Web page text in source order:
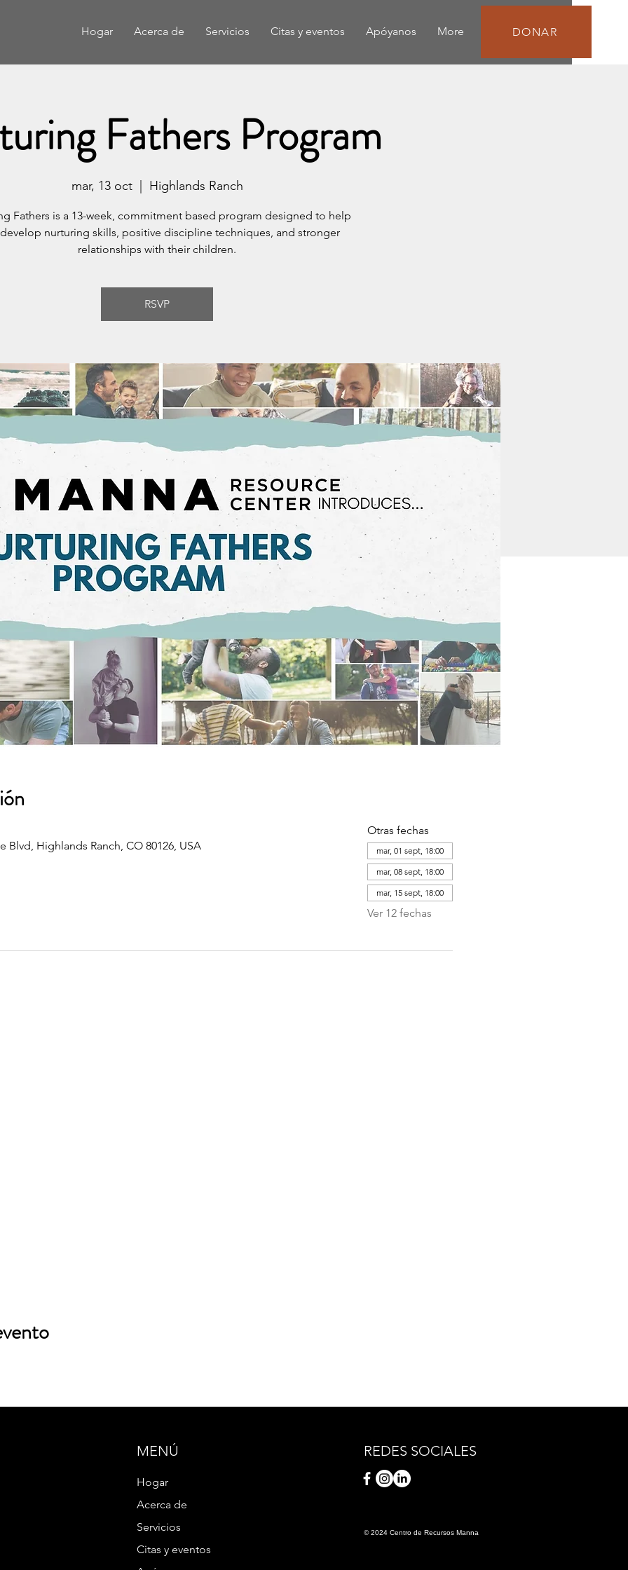
Hogar Acerca de Servicios Citas y eventos Apóyanos More DONAR
Fathers Program
mar, 13 oct
  |
Highlands Ranch
Fathers is a 13-week, commitment based program designed to help
nurturing skills, positive discipline techniques, and stronger
relationships with their children.
RSVP
Blvd, Highlands Ranch, CO 80126, USA
Otras fechas
mar, 01 sept, 18:00
mar, 08 sept, 18:00
mar, 15 sept, 18:00
Ver 12 fechas
MENÚ
Hogar
Acerca de
Servicios
Citas y eventos
REDES SOCIALES
© 2024 Centro de Recursos Manna